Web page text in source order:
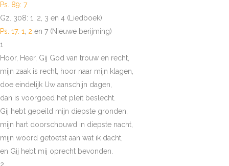
Ps. 89: 7
Gz. 308: 1, 2, 3 en 4 (Liedboek)
Ps. 17: 1
2 en 7 (Nieuwe berijming)
1
Hoor, Heer, Gij God van trouw en recht,
mijn zaak is recht, hoor naar mijn klagen,
doe eindelijk Uw aanschijn dagen,
dan is voorgoed het pleit beslecht.
Gij hebt gepeild mijn diepste gronden,
mijn hart doorschouwd in diepste nacht,
mijn woord getoetst aan wat ik dacht,
en Gij hebt mij oprecht bevonden.